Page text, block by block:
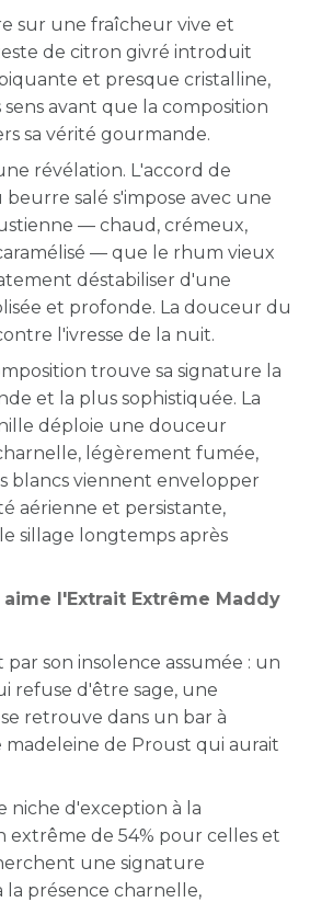
sur une fraîcheur vive et
de citron givré introduit
et presque cristalline,
avant que la composition
sa vérité gourmande.
révélation. L'accord de
beurre salé s'impose avec une
— chaud, crémeux,
— que le rhum vieux
déstabiliser d'une
et profonde. La douceur du
l'ivresse de la nuit.
trouve sa signature la
et la plus sophistiquée. La
déploie une douceur
légèrement fumée,
blancs viennent envelopper
aérienne et persistante,
sillage longtemps après
l'Extrait Extrême Maddy
son insolence assumée : un
refuse d'être sage, une
retrouve dans un bar à
madeleine de Proust qui aurait
niche d'exception à la
extrême de 54% pour celles et
une signature
la présence charnelle,